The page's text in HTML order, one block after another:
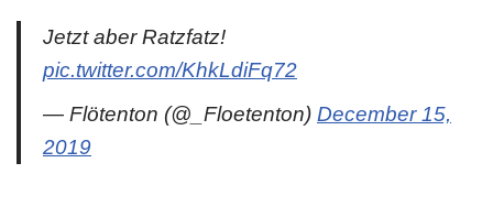
Jetzt aber Ratzfatz!
pic.twitter.com/KhkLdiFq72
— Flötenton (@_Floetenton) December 15,
2019